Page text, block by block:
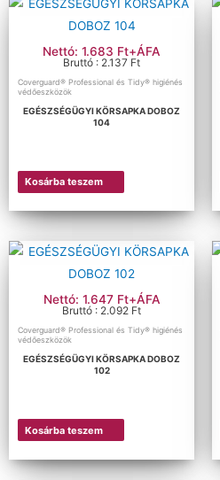
Nettó: 1.683 Ft+ÁFA
Bruttó : 2.137 Ft
Coverguard® Professional és Tidy® higiénés
védőeszközök
EGÉSZSÉGÜGYI KÖRSAPKA DOBOZ
104
Kosárba teszem
Nettó: 1.647 Ft+ÁFA
Bruttó : 2.092 Ft
Coverguard® Professional és Tidy® higiénés
védőeszközök
EGÉSZSÉGÜGYI KÖRSAPKA DOBOZ
102
Kosárba teszem